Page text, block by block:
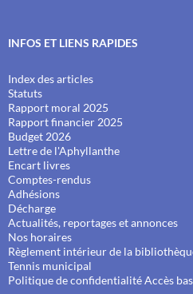
INFOS ET LIENS RAPIDES
Index des articles
Statuts
Rapport moral 2025
Rapport financier 2025
Budget 2026
Lettre de l'Aphyllanthe
Encart livres
Comptes-rendus
Adhésions
Décharge
Actualités, reportages et annonces
Nos horaires
Règlement intérieur de la
Tennis municipal
Politique de confidentialitéAccès